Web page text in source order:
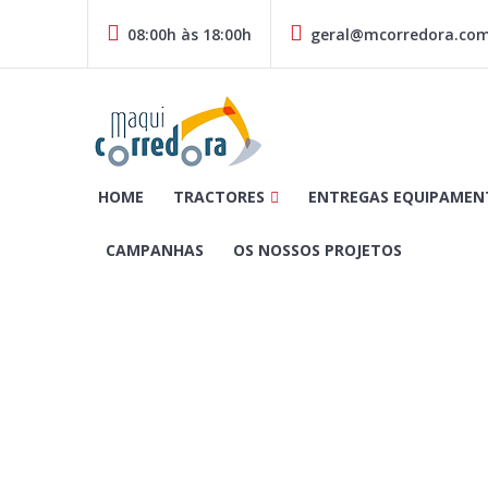
08:00h às 18:00h
MAQUICORREDORA | Comércio e Reparação de Máquinas
HOME TRACTORES ENTREGAS
CAMPANHAS OS NOSSOS PROJETOS